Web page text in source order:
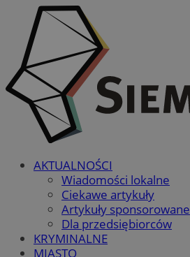
AKTUALNOŚCI
Wiadomości lokalne
Ciekawe artykuły
Artykuły sponsorowane
Dla przedsiębiorców
KRYMINALNE
MIASTO